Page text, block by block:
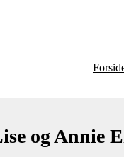
og Annie